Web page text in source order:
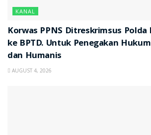
KANAL
Korwas PPNS Ditreskrimsus
ke BPTD. Untuk Penegakan
dan Humanis
AUGUST 4, 2026